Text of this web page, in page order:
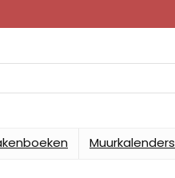
Muurkalenders